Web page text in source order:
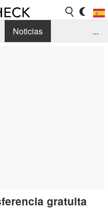
Noticias
...
gratuita